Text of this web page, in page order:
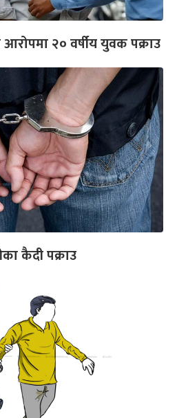
२० वर्षीय युवक पक्राउ
कैदी पक्राउ